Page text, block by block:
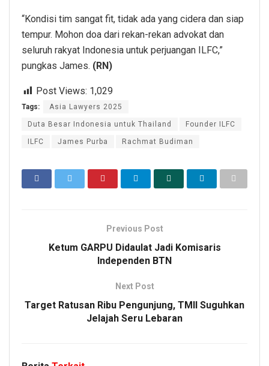
“Kondisi tim sangat fit, tidak ada yang cidera dan siap
tempur. Mohon doa dari rekan-rekan advokat dan
seluruh rakyat Indonesia untuk perjuangan ILFC,”
pungkas James. (RN)
Post Views: 1,029
Tags: Asia Lawyers 2025
Duta Besar Indonesia untuk Thailand Founder ILFC
ILFC James Purba Rachmat Budiman
Previous Post
Ketum GARPU Didaulat Jadi Komisaris
Independen BTN
Next Post
Target Ratusan Ribu Pengunjung, TMII Suguhkan
Jelajah Seru Lebaran